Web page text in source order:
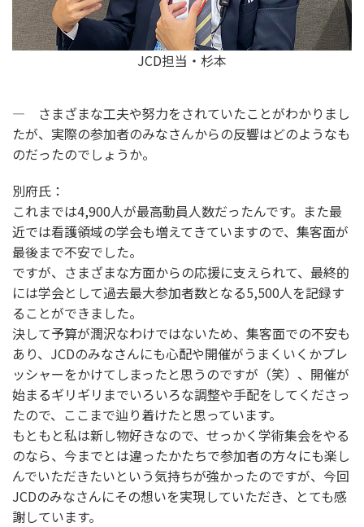
JCD担当・杉本
― さまざまな工夫や努力をされていたことがわかりまし
たが、実際の参加者のみなさんからの反響はどのようなも
のだったのでしょうか。
別府氏：
これまでは4,900人が最高動員人数だったんです。また最
近では看護領域の学会も増えてきていますので、集客面が
最後まで不安でした。
ですが、さまざまな方面からの応援に支えられて、最終的
には学会として過去最大参加者数となる5,500人を記録す
ることができました。
決して予算が潤沢なわけではないため、集客面での不安も
あり、JCDのみなさんにも心配や開催がうまくいくかプレ
ッシャーをかけてしまったと思うのですが（笑）、開催が
始まるギリギリまでいろいろな調整や手配をしてくださっ
たので、ここまで辿り着けたと思っています。
もともと私は新し物好きなので、せっかく学術集会をやる
のなら、今までとは違ったかたちで参加者の方々にも楽し
んでいただきたいという気持ちが強かったのですが、今回
JCDのみなさんにその想いを実現していただき、とても感
謝しています。